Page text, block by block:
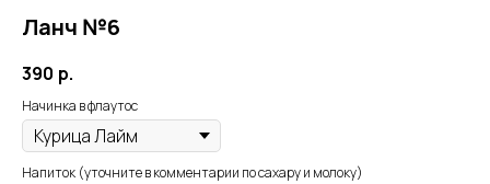
Ланч №6
390 р.
Начинка в флаутос
Напиток (уточните в комментарии по сахару и молоку)